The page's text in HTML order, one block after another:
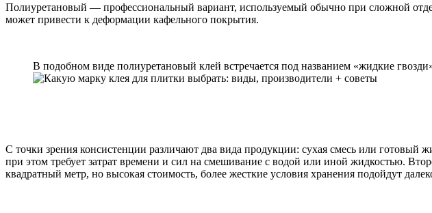
Полиуретановый — профессиональный вариант, используемый обычно при сложной
может привести к деформации кафельного покрытия.
В подобном виде полиуретановый клей встречается под названием «жидкие
С точки зрения консистенции различают два вида продукции: сухая смесь или готовый
при этом требует затрат времени и сил на смешивание с водой или иной жидкостью.
квадратный метр, но высокая стоимость, более жесткие условия хранения подойдут